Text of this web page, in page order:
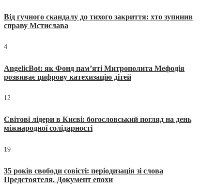
Від гучного скандалу до тихого закриття: хто зупинив
справу Мстислава
4
AngelicBot: як Фонд пам’яті Митрополита Мефодія
розвиває цифрову катехизацію дітей
12
Світові лідери в Києві: богословський погляд на день
міжнародної солідарності
19
35 років свободи совісті: періодизація зі слова
Предстоятеля. Документ епохи